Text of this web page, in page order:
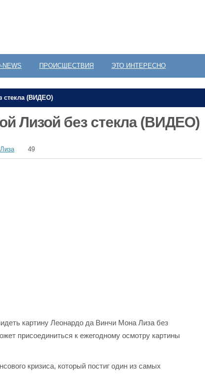
ПРОИСШЕСТВИЯ ЭТО ИНТЕРЕСНО
стекла (ВИДЕО)
Лизой без стекла (ВИДЕО)
49
картину Леонардо да Винчи Мона Лиза без
присоединиться к ежегодному осмотру картины
кризиса, который постиг один из самых